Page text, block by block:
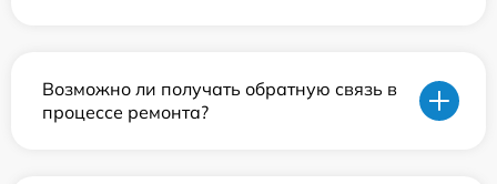
Возможно ли получать обратную связь в
процессе ремонта?